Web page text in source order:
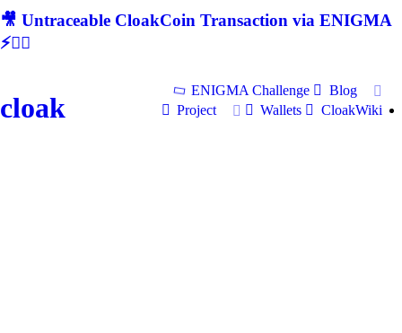
🎥 Untraceable CloakCoin Transaction via ENIGMA
⚡🕵‍♂
cloak
ENIGMA Challenge
Blog
Project
Wallets CloakWiki